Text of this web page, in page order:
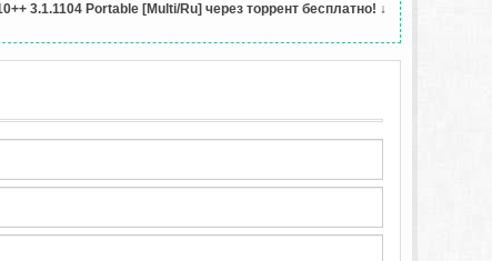
3.1.1104 Portable [Multi/Ru] через торрент бесплатно! ↓